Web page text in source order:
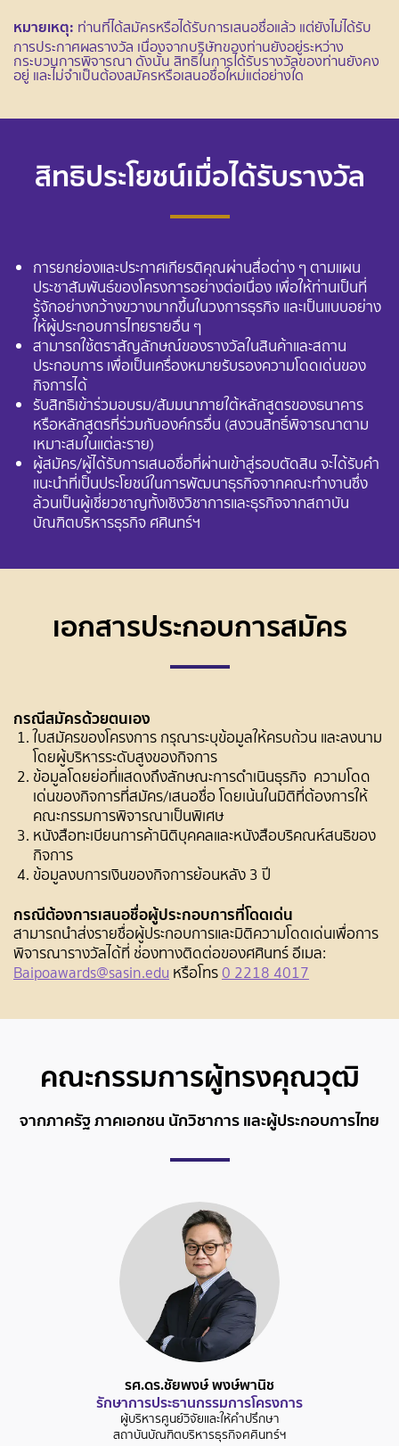
หมายเหตุ: ท่านที่ได้สมัครหรือได้รับการเสนอชื่อแล้ว แต่ยังไม่ได้รับ
การประกาศผลรางวัล เนื่องจากบริษัทของท่านยังอยู่ระหว่าง
กระบวนการพิจารณา ดังนั้น สิทธิในการได้รับรางวัลของท่านยังคง
อยู่ และไม่จำเป็นต้องสมัครหรือเสนอชื่อใหม่แต่อย่างใด
สิทธิประโยชน์เมื่อได้รับรางวัล
การยกย่องและประกาศเกียรติคุณผ่านสื่อต่าง ๆ ตามแผน
ประชาสัมพันธ์ของโครงการอย่างต่อเนื่อง เพื่อให้ท่านเป็นที่
รู้จักอย่างกว้างขวางมากขึ้นในวงการธุรกิจ และเป็นแบบอย่าง
ให้ผู้ประกอบการไทยรายอื่น ๆ
สามารถใช้ตราสัญลักษณ์ของรางวัลในสินค้าและสถาน
ประกอบการ เพื่อเป็นเครื่องหมายรับรองความโดดเด่นของ
กิจการได้
รับสิทธิเข้าร่วมอบรม/สัมมนาภายใต้หลักสูตรของธนาคาร
หรือหลักสูตรที่ร่วมกับองค์กรอื่น (สงวนสิทธิ์พิจารณาตาม
เหมาะสมในแต่ละราย)
ผู้สมัคร/ผู้ได้รับการเสนอชื่อที่ผ่านเข้าสู่รอบตัดสิน จะได้รับคำ
แนะนำที่เป็นประโยชน์ในการพัฒนาธุรกิจจากคณะทำงานซึ่ง
ล้วนเป็นผู้เชี่ยวชาญทั้งเชิงวิชาการและธุรกิจจากสถาบัน
บัณฑิตบริหารธุรกิจ ศศินทร์ฯ
เอกสารประกอบการสมัคร
กรณีสมัครด้วยตนเอง
ใบสมัครของโครงการ กรุณาระบุข้อมูลให้ครบถ้วน และลงนาม
โดยผู้บริหารระดับสูงของกิจการ
ข้อมูลโดยย่อที่แสดงถึงลักษณะการดำเนินธุรกิจ ความโดด
เด่นของกิจการที่สมัคร/เสนอชื่อ โดยเน้นในมิติที่ต้องการให้
คณะกรรมการพิจารณาเป็นพิเศษ
หนังสือทะเบียนการค้านิติบุคคลและหนังสือบริคณห์สนธิของ
กิจการ
ข้อมูลงบการเงินของกิจการย้อนหลัง 3 ปี
กรณีต้องการเสนอชื่อผู้ประกอบการที่โดดเด่น
สามารถนำส่งรายชื่อผู้ประกอบการและมิติความโดดเด่นเพื่อการ
พิจารณารางวัลได้ที่ ช่องทางติดต่อของศศินทร์ อีเมล:
Baipoawards@sasin.edu หรือโทร0 2218 4017
คณะกรรมการผู้ทรงคุณวุฒิ
จากภาครัฐ ภาคเอกชน นักวิชาการ และผู้ประกอบการไทย
รศ.ดร.ชัยพงษ์ พงษ์พานิช
รักษาการประธานกรรมการโครงการ
ผู้บริหารศูนย์วิจัยและให้คำปรึกษา
สถาบันบัณฑิตบริหารธุรกิจศศินทร์ฯ